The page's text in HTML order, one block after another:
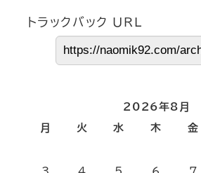
トラックバック URL
2026年8月
月
火 水 木 金